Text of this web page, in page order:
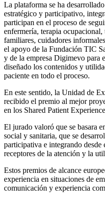
La plataforma se ha
estratégico y participativo,
participan en el proceso de
enfermería, terapia
familiares, cuidadores
el apoyo de la Fundación TIC
y de la empresa Digimevo para
diseñado los contenidos y
paciente en todo el proceso.
En este sentido, la Unidad de
recibido el premio al mejor
en los Shared Patient
El jurado valoró que se basara
social y sanitaria, que se
participativa e integrando
receptores de la atención y la
Estos premios de alcance
experiencia en situaciones de
comunicación y experiencia